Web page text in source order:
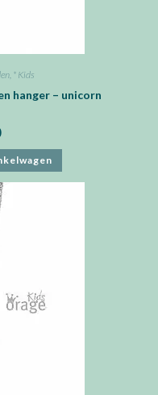
, * Kids
hanger – unicorn